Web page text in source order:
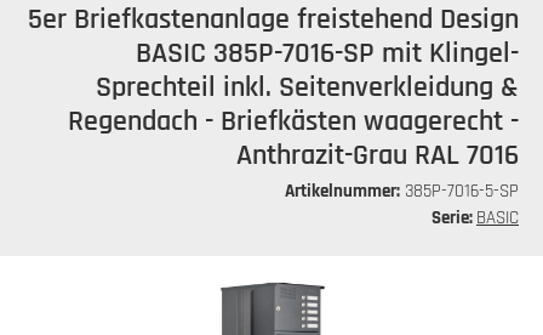
5er Briefkastenanlage freistehend Design
BASIC 385P-7016-SP mit Klingel-
Sprechteil inkl. Seitenverkleidung &
Regendach - Briefkästen waagerecht -
Anthrazit-Grau RAL 7016
Artikelnummer: 385P-7016-5-SP
Serie: BASIC